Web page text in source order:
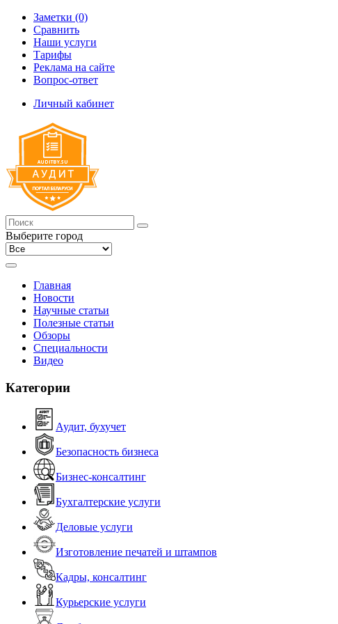
Заметки (0)
Сравнить
Наши услуги
Тарифы
Реклама на сайте
Вопрос-ответ
Личный кабинет
Выберите город
Главная
Новости
Научные статьи
Полезные статьи
Обзоры
Специальности
Видео
Категории
Аудит, бухучет
Безопасность бизнеса
Бизнес-консалтинг
Бухгалтерские услуги
Деловые услуги
Изготовление печатей и штампов
Кадры, консалтинг
Курьерские услуги